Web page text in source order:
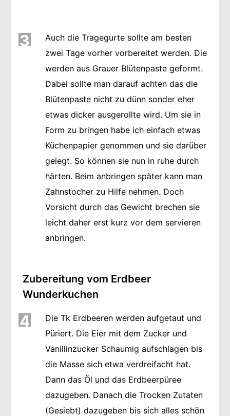
3
Auch die Tragegurte sollte am besten
zwei Tage vorher vorbereitet werden. Die
werden aus Grauer Blütenpaste geformt.
Dabei sollte man darauf achten das die
Blütenpaste nicht zu dünn sonder eher
etwas dicker ausgerollte wird. Um sie in
Form zu bringen habe ich einfach etwas
Küchenpapier genommen und sie darüber
gelegt. So können sie nun in ruhe durch
härten. Beim anbringen später kann man
Zahnstocher zu Hilfe nehmen. Doch
Vorsicht durch das Gewicht brechen sie
leicht daher erst kurz vor dem servieren
anbringen.
Zubereitung vom Erdbeer
Wunderkuchen
4
Die Tk Erdbeeren werden aufgetaut und
Püriert. Die Eier mit dem Zucker und
Vanillinzucker Schaumig aufschlagen bis
die Masse sich etwa verdreifacht hat.
Dann das Öl und das Erdbeerpüree
dazugeben. Danach die Trocken Zutaten
(Gesiebt) dazugeben bis sich alles schön